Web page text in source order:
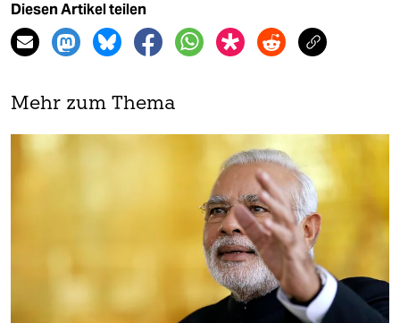
Diesen Artikel teilen
Mehr zum Thema